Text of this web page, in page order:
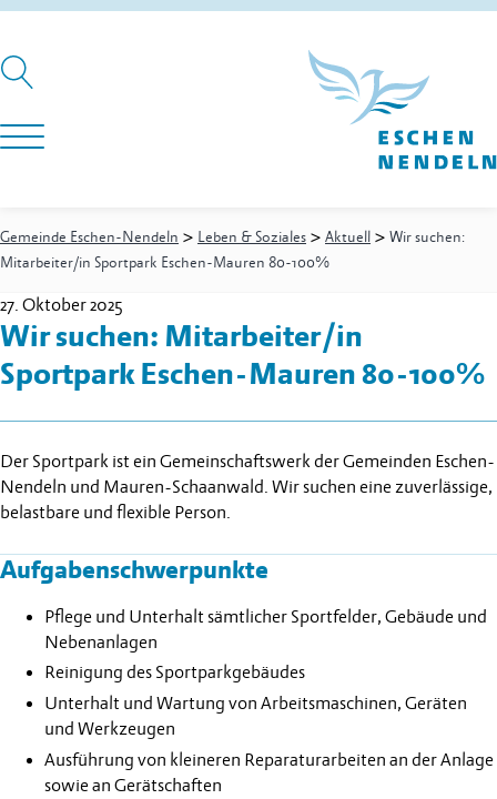
Gemeinde Eschen-Nendeln > Leben & Soziales > Aktuell > Wir suchen:
Mitarbeiter/in Sportpark Eschen-Mauren 80-100%
27. Oktober 2025
Wir suchen: Mitarbeiter/in
Sportpark Eschen-Mauren 80-100%
Der Sportpark ist ein Gemeinschaftswerk der Gemeinden Eschen-
Nendeln und Mauren-Schaanwald. Wir suchen eine zuverlässige,
belastbare und flexible Person.
Aufgabenschwerpunkte
Pflege und Unterhalt sämtlicher Sportfelder, Gebäude und
Nebenanlagen
Reinigung des Sportparkgebäudes
Unterhalt und Wartung von Arbeitsmaschinen, Geräten
und Werkzeugen
Ausführung von kleineren Reparaturarbeiten an der Anlage
sowie an Gerätschaften